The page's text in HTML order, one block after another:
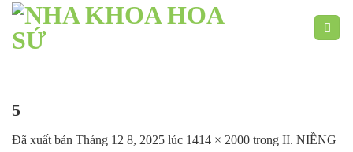
Chuyển
nội
5
Đã xuất bản Tháng 12 8, 2025 lúc 1414 × 2000 trong II. NIỀNG